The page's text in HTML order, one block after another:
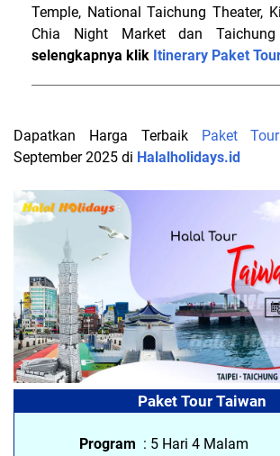
Temple, National Taichung Theater,
Chia Night Market dan
selengkapnya klik Itinerary Paket
Dapatkan Harga Terbaik Paket
September 2025 di Halalholidays.id
Paket Tour Taiwan
Program : 5 Hari 4 Malam